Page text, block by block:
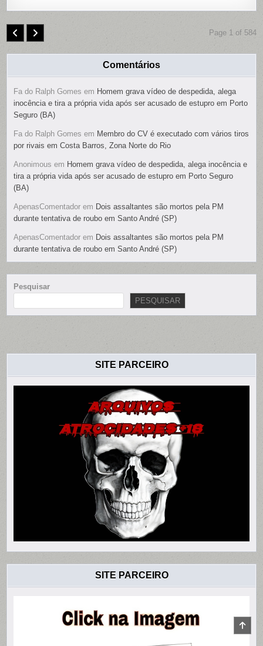
Page 1 of 584
Comentários
Fa do Ralph Gomes em Homem grava vídeo de despedida, alega
inocência e tira a própria vida após ser acusado de estupro em Porto
Seguro (BA)
Fa do Ralph Gomes em Membro do CV é executado com vários tiros
por rivais em Costa Barros, Zona Norte do Rio
Anonimous em Homem grava vídeo de despedida, alega inocência e
tira a própria vida após ser acusado de estupro em Porto Seguro
(BA)
ApenasComentador em Dois assaltantes são mortos pela PM
durante tentativa de roubo em Santo André (SP)
ApenasComentador em Dois assaltantes são mortos pela PM
durante tentativa de roubo em Santo André (SP)
Pesquisar
PESQUISAR
SITE PARCEIRO
SITE PARCEIRO
TO